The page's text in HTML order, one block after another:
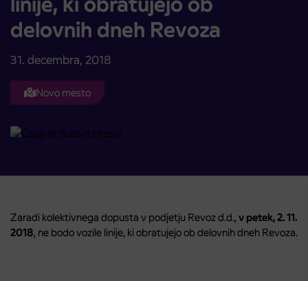
delovnih dneh Revoza
31. decembra, 2018
Novo mesto
Zaradi kolektivnega dopusta v podjetju Revoz d.d., v petek, 2. 11.
2018, ne bodo vozile linije, ki obratujejo ob delovnih dneh Revoza.